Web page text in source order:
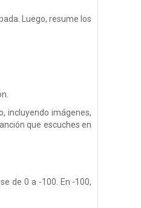
Luego, resume los
incluyendo imágenes,
que escuches en
de 0 a -100. En -100,